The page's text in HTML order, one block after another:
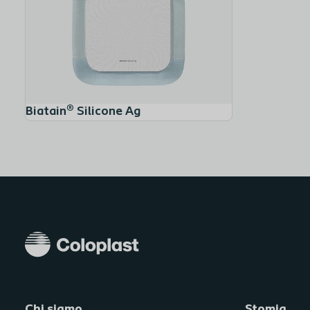
Biatain® Silicone Ag